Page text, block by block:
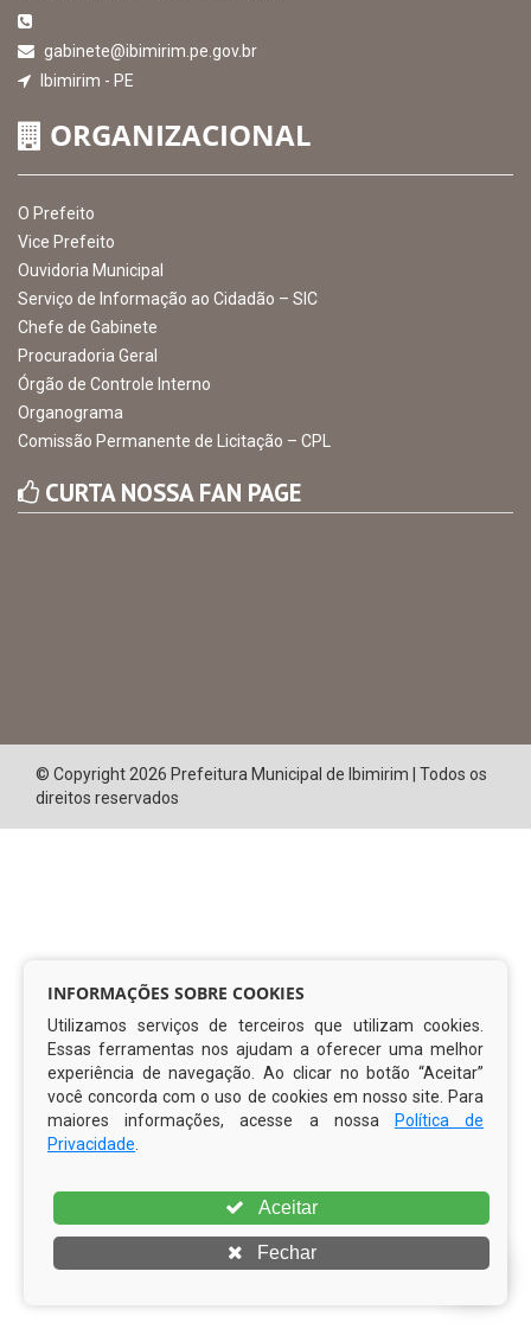
gabinete@ibimirim.pe.gov.br
Ibimirim - PE
ORGANIZACIONAL
O Prefeito
Vice Prefeito
Ouvidoria Municipal
Serviço de Informação ao Cidadão – SIC
Chefe de Gabinete
Procuradoria Geral
Órgão de Controle Interno
Organograma
Comissão Permanente de Licitação – CPL
CURTA NOSSA FAN PAGE
© Copyright 2026 Prefeitura Municipal de Ibimirim | Todos os
direitos reservados
INFORMAÇÕES SOBRE COOKIES
Utilizamos serviços de terceiros que utilizam cookies.
Essas ferramentas nos ajudam a oferecer uma melhor
experiência de navegação. Ao clicar no botão “Aceitar”
você concorda com o uso de cookies em nosso site. Para
maiores informações, acesse a nossa
Política de
Privacidade
Aceitar
Fechar